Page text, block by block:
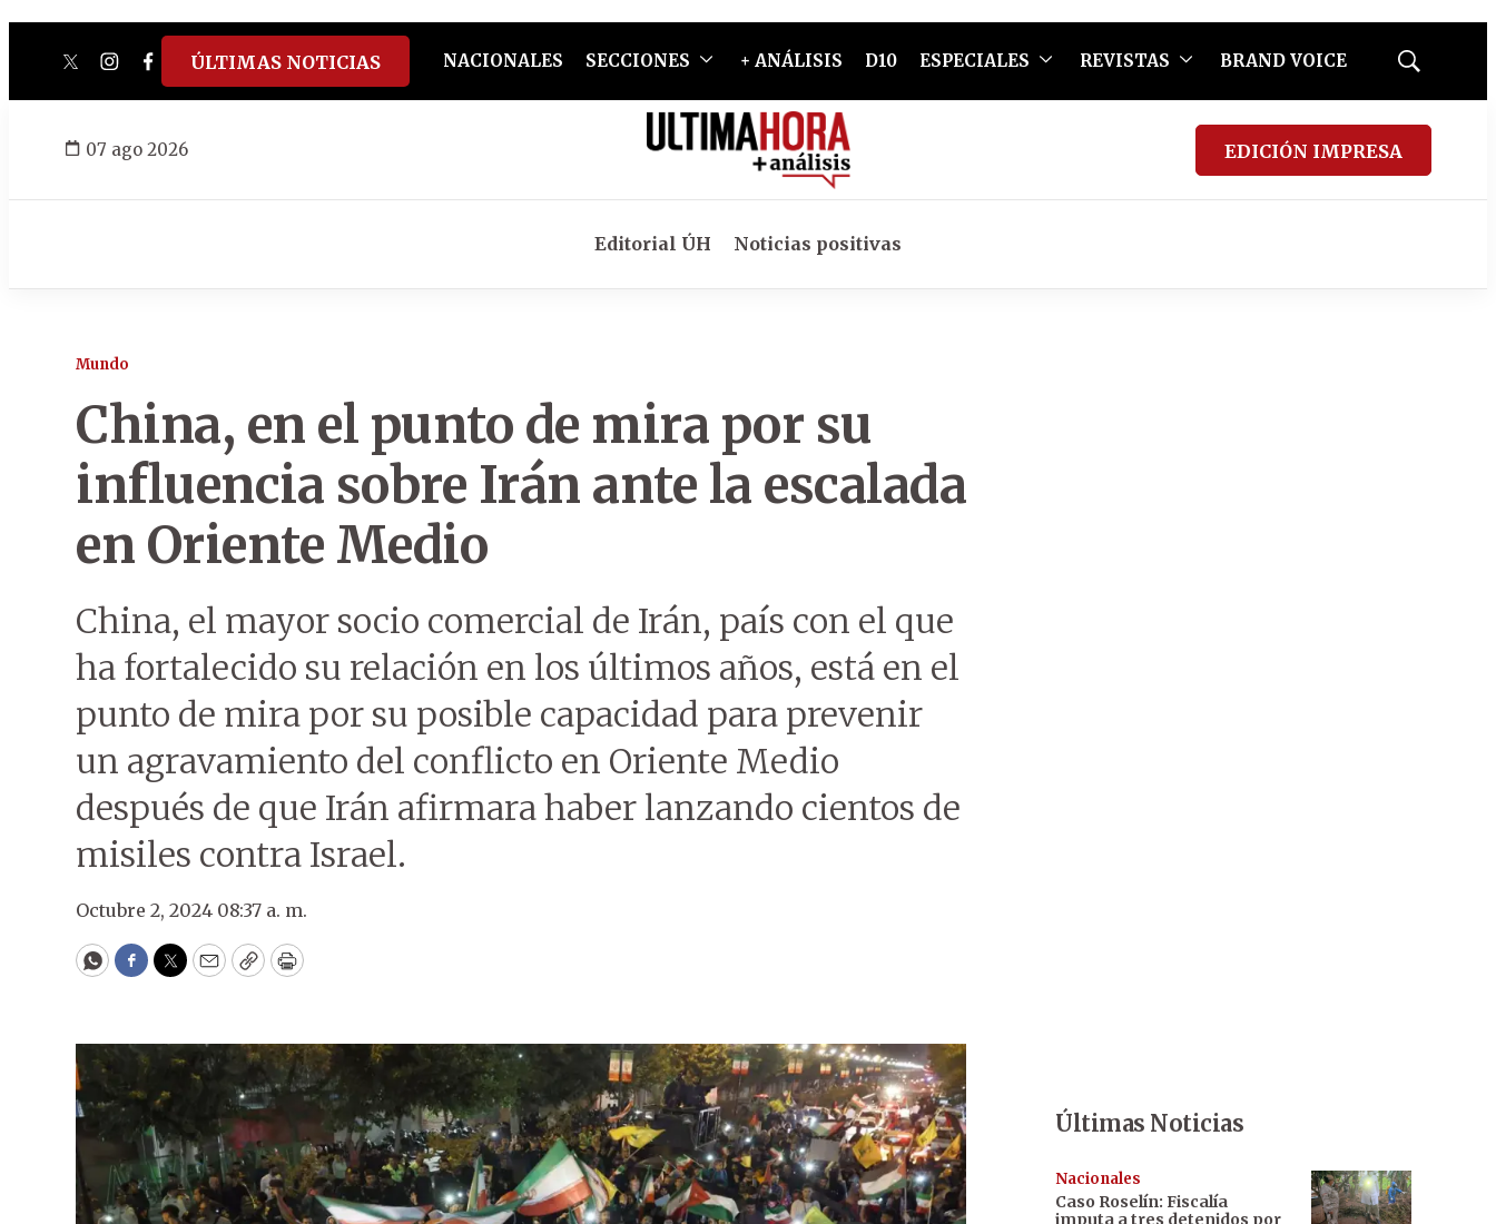
twitterinstagram
facebook
tiktokyoutube
spotify
ÚLTIMAS NOTICIAS NACIONALES SECCIONES + ANÁLISIS D10 ESPECIALES REVISTAS BRAND VOICE
Mostrar
07 ago 2026 EDICIÓN IMPRESA
Editorial ÚH Noticias positivas
Mundo
China, en el punto de mira por su
influencia sobre Irán ante la escalada
en Oriente Medio
China, el mayor socio comercial de Irán, país con el que
ha fortalecido su relación en los últimos años, está en el
punto de mira por su posible capacidad para prevenir
un agravamiento del conflicto en Oriente Medio
después de que Irán afirmara haber lanzando cientos de
misiles contra Israel.
Octubre 2, 2024 08:37 a. m.
WhatsApp
Facebook
Twitter
EmailCopyPrint
Últimas Noticias
Nacionales
Caso Roselín: Fiscalía
imputa a tres detenidos por